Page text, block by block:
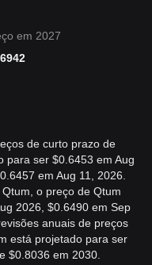
em 2027
de curto prazo de
para ser $0.6453 em Aug
em Aug 11, 2026.
o preço de Qtum
2026, $0.6490 em Sep
anuais de preços
está projetado para ser
$0.8036 em 2030.